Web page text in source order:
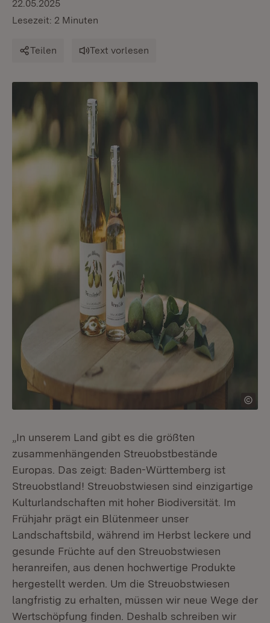
22.05.2025
Lesezeit: 2 Minuten
Teilen Text vorlesen
„In unserem Land gibt es die größten
zusammenhängenden Streuobstbestände
Europas. Das zeigt: Baden-Württemberg ist
Streuobstland! Streuobstwiesen sind einzigartige
Kulturlandschaften mit hoher Biodiversität. Im
Frühjahr prägt ein Blütenmeer unser
Landschaftsbild, während im Herbst leckere und
gesunde Früchte auf den Streuobstwiesen
heranreifen, aus denen hochwertige Produkte
hergestellt werden. Um die Streuobstwiesen
langfristig zu erhalten, müssen wir neue Wege der
Wertschöpfung finden. Deshalb schreiben wir